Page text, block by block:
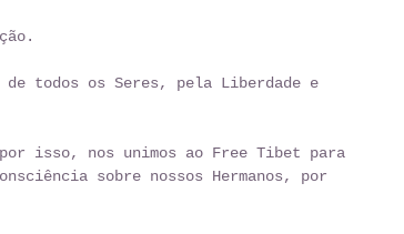
de todos os Seres, pela Liberdade e
por isso, nos unimos ao Free Tibet para
sobre nossos Hermanos, por